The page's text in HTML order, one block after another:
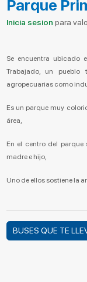
Parque
Inicia sesion para
Se encuentra ubicado
Trabajado, un pueblo
agropecuarias como
Es un parque muy
área,
En el centro del parque
madre e hijo,
Uno de ellos sostiene la
BUSES QUE TE